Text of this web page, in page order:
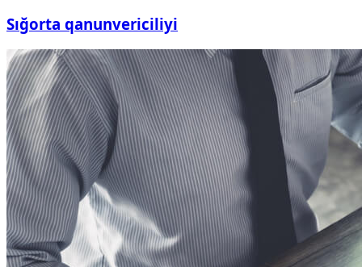
Sığorta qanunvericiliyi